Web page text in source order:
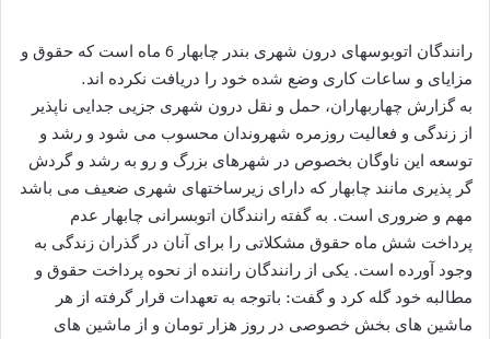
رانندگان اتوبوسهای درون شهری بندر چابهار 6 ماه است که حقوق و
مزایای و ساعات کاری وضع شده خود را دریافت نکرده اند.
به گزارش چهاربهاران، حمل و نقل درون شهری جزیی جدایی ناپذیر
از زندگی و فعالیت روزمره شهروندان محسوب می شود و رشد و
توسعه این ناوگان بخصوص در شهرهای بزرگ و رو به رشد و گردش
گر پذیری مانند چابهار که دارای زیرساختهای شهری ضعیف می باشد
مهم و ضروری است. به گفته رانندگان اتوبسرانی چابهار عدم
پرداخت شش ماه حقوق مشکلاتی را برای آنان در گذران زندگی به
وجود آورده است. یکی از رانندگان راننده از نحوه پرداخت حقوق و
مطالبه خود گله کرد و گفت: باتوجه به تعهدات قرار گرفته از هر
ماشین های بخش خصوصی در روز هزار تومان و از ماشین های